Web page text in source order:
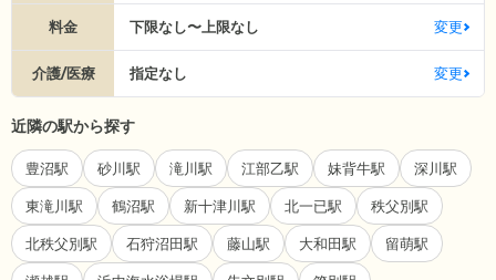
料金 下限なし〜上限なし 変更
介護/医療 指定なし 変更
近隣の駅から探す
豊沼駅 砂川駅 滝川駅 江部乙駅 妹背牛駅 深川駅
東滝川駅 鶴沼駅 新十津川駅 北一已駅 秩父別駅
北秩父別駅 石狩沼田駅 藤山駅 大和田駅 留萌駅